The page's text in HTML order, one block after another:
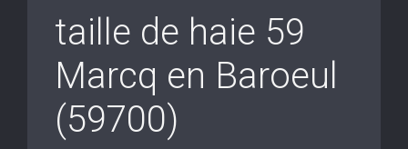
taille de haie 59
Marcq en Baroeul
(59700)